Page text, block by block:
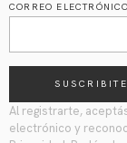
CORREO ELECTRÓNICO
SUSCRIBITE
Al registrarte,
electrónico y